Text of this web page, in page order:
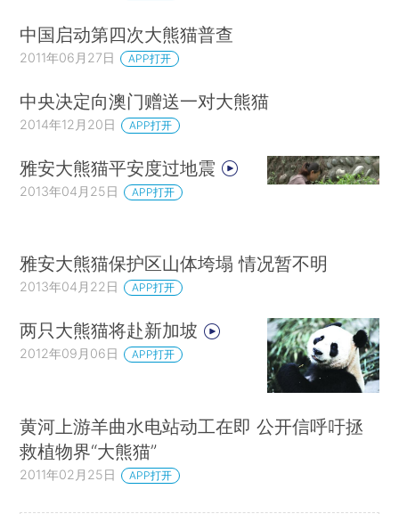
中国启动第四次大熊猫普查
2011年06月27日 APP打开
中央决定向澳门赠送一对大熊猫
2014年12月20日 APP打开
雅安大熊猫平安度过地震
2013年04月25日 APP打开
雅安大熊猫保护区山体垮塌 情况暂不明
2013年04月22日 APP打开
两只大熊猫将赴新加坡
2012年09月06日 APP打开
黄河上游羊曲水电站动工在即 公开信呼吁拯
救植物界“大熊猫”
2011年02月25日 APP打开